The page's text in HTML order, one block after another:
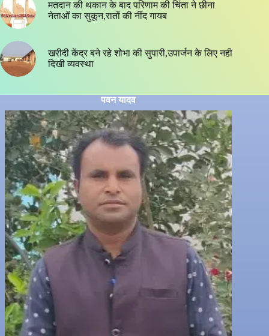
मतदान की थकान के बाद परिणाम की चिंता ने छीना
नेताओं का सुकून,रातों की नींद गायब
खरीदी केंद्र बने रहे शोभा की सुपारी,उपार्जन के लिए नही
दिखी व्यवस्था
पवन यादव